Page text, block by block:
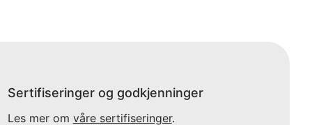
Sertifiseringer og godkjenninger
Les mer om våre sertifiseringer.